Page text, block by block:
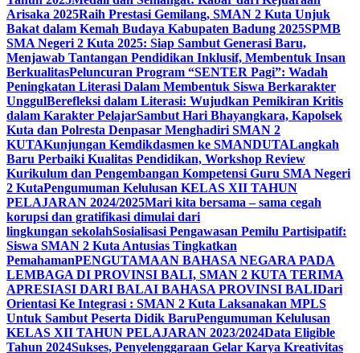
Arisaka 2025Raih Prestasi Gemilang, SMAN 2 Kuta Unjuk
Bakat dalam Kemah Budaya Kabupaten Badung 2025SPMB
SMA Negeri 2 Kuta 2025: Siap Sambut Generasi Baru,
Menjawab Tantangan Pendidikan Inklusif, Membentuk Insan
BerkualitasPeluncuran Program “SENTER Pagi”: Wadah
Peningkatan Literasi Dalam Membentuk Siswa Berkarakter
UnggulBerefleksi dalam Literasi: Wujudkan Pemikiran Kritis
dalam Karakter PelajarSambut Hari Bhayangkara, Kapolsek
Kuta dan Polresta Denpasar Menghadiri SMAN 2
KUTAKunjungan Kemdikdasmen ke SMANDUTALangkah
Baru Perbaiki Kualitas Pendidikan, Workshop Review
Kurikulum dan Pengembangan Kompetensi Guru SMA Negeri
2 KutaPengumuman Kelulusan KELAS XII TAHUN
PELAJARAN 2024/2025Mari kita bersama – sama cegah
korupsi dan gratifikasi dimulai dari
lingkungan sekolahSosialisasi Pengawasan Pemilu Partisipatif:
Siswa SMAN 2 Kuta Antusias Tingkatkan
PemahamanPENGUTAMAAN BAHASA NEGARA PADA
LEMBAGA DI PROVINSI BALI, SMAN 2 KUTA TERIMA
APRESIASI DARI BALAI BAHASA PROVINSI BALIDari
Orientasi Ke Integrasi : SMAN 2 Kuta Laksanakan MPLS
Untuk Sambut Peserta Didik BaruPengumuman Kelulusan
KELAS XII TAHUN PELAJARAN 2023/2024Data Eligible
Tahun 2024Sukses, Penyelenggaraan Gelar Karya Kreativitas